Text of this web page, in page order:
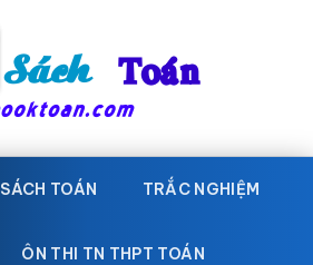
SÁCH TOÁN TRẮC NGHIỆM
ÔN THI TN THPT TOÁN